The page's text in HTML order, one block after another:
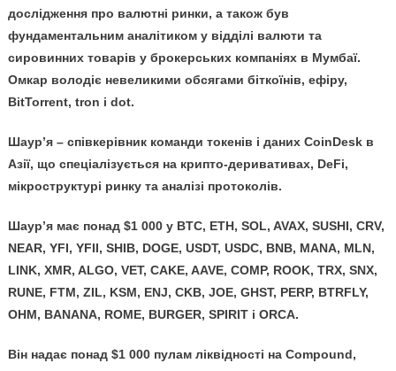
дослідження про валютні ринки, а також був
фундаментальним аналітиком у відділі валюти та
сировинних товарів у брокерських компаніях в Мумбаї.
Омкар володіє невеликими обсягами біткоїнів, ефіру,
BitTorrent, tron і dot.
Шаур’я – співкерівник команди токенів і даних CoinDesk в
Азії, що спеціалізується на крипто-деривативах, DeFi,
мікроструктурі ринку та аналізі протоколів.
Шаур’я має понад $1 000 у BTC, ETH, SOL, AVAX, SUSHI, CRV,
NEAR, YFI, YFII, SHIB, DOGE, USDT, USDC, BNB, MANA, MLN,
LINK, XMR, ALGO, VET, CAKE, AAVE, COMP, ROOK, TRX, SNX,
RUNE, FTM, ZIL, KSM, ENJ, CKB, JOE, GHST, PERP, BTRFLY,
OHM, BANANA, ROME, BURGER, SPIRIT і ORCA.
Він надає понад $1 000 пулам ліквідності на Compound,